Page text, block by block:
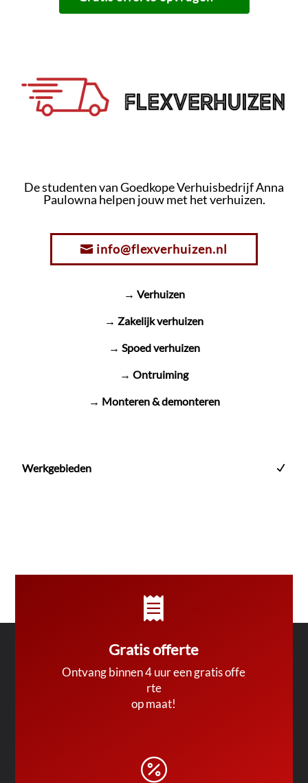
De studenten van Goedkope Verhuisbedrijf Anna
Paulowna helpen jouw met het verhuizen.
info@flexverhuizen.nl
→ Verhuizen
→ Zakelijk verhuizen
→ Spoed verhuizen
→ Ontruiming
→ Monteren & demonteren
Werkgebieden

Gratis offerte
Ontvang binnen 4 uur een gratis offe
rte
op maat!
